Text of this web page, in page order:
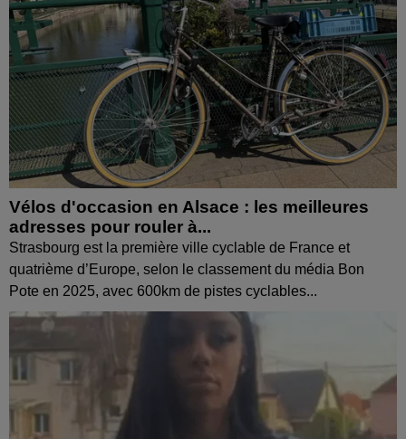
Vélos d'occasion en Alsace : les meilleures
adresses pour rouler à...
Strasbourg est la première ville cyclable de France et
quatrième d’Europe, selon le classement du média Bon
Pote en 2025, avec 600km de pistes cyclables...